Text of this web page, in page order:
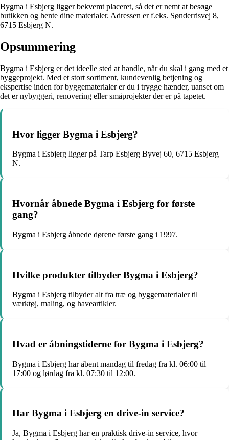
Bygma i Esbjerg ligger bekvemt placeret, så det er nemt at besøge
butikken og hente dine materialer. Adressen er f.eks. Sønderrisvej 8,
6715 Esbjerg N.
Opsummering
Bygma i Esbjerg er det ideelle sted at handle, når du skal i gang med et
byggeprojekt. Med et stort sortiment, kundevenlig betjening og
ekspertise inden for byggematerialer er du i trygge hænder, uanset om
det er nybyggeri, renovering eller småprojekter der er på tapetet.
Hvor ligger Bygma i Esbjerg?
Bygma i Esbjerg ligger på Tarp Esbjerg Byvej 60, 6715 Esbjerg
N.
Hvornår åbnede Bygma i Esbjerg for første
gang?
Bygma i Esbjerg åbnede dørene første gang i 1997.
Hvilke produkter tilbyder Bygma i Esbjerg?
Bygma i Esbjerg tilbyder alt fra træ og byggematerialer til
værktøj, maling, og haveartikler.
Hvad er åbningstiderne for Bygma i Esbjerg?
Bygma i Esbjerg har åbent mandag til fredag fra kl. 06:00 til
17:00 og lørdag fra kl. 07:30 til 12:00.
Har Bygma i Esbjerg en drive-in service?
Ja, Bygma i Esbjerg har en praktisk drive-in service, hvor